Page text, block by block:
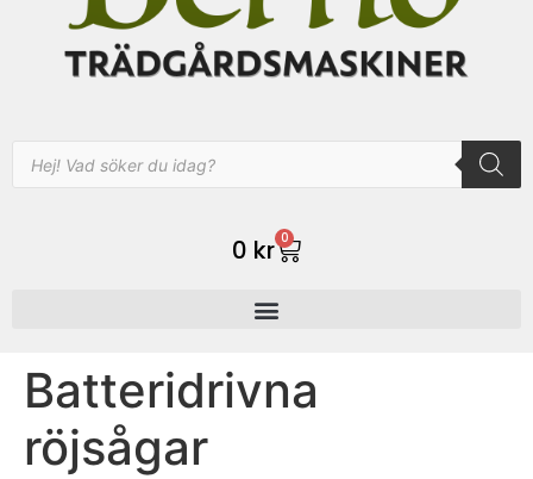
0 kr 0
Batteridrivna
röjsågar